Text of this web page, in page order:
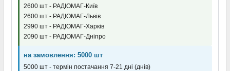
2600 шт - РАДІОМАГ-Київ
2600 шт - РАДІОМАГ-Львів
2990 шт - РАДІОМАГ-Харків
2090 шт - РАДІОМАГ-Дніпро
на замовлення: 5000 шт
5000 шт - термін постачання 7-21 дні (днів)